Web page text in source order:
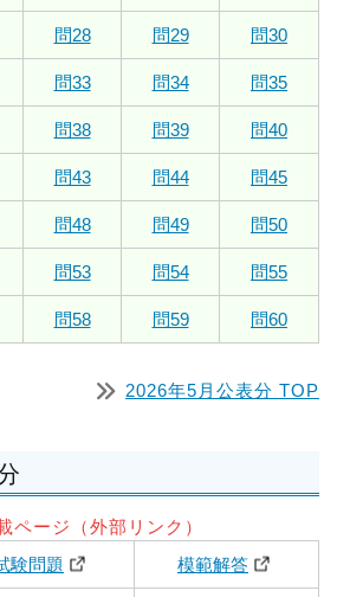
問28 問29 問30
問33 問34 問35
問38 問39 問40
問43 問44 問45
問48 問49 問50
問53 問54 問55
問58 問59 問60
2026年5月公表分 TOP
ページ（外部リンク）
験問題 模範解答